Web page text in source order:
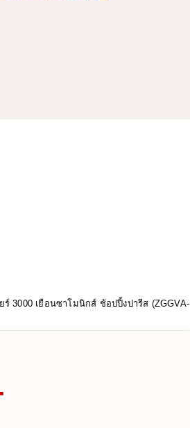
3000 เยือนซาโมนิกส์ ช้อปปิ้งปารีส (ZGGVA-